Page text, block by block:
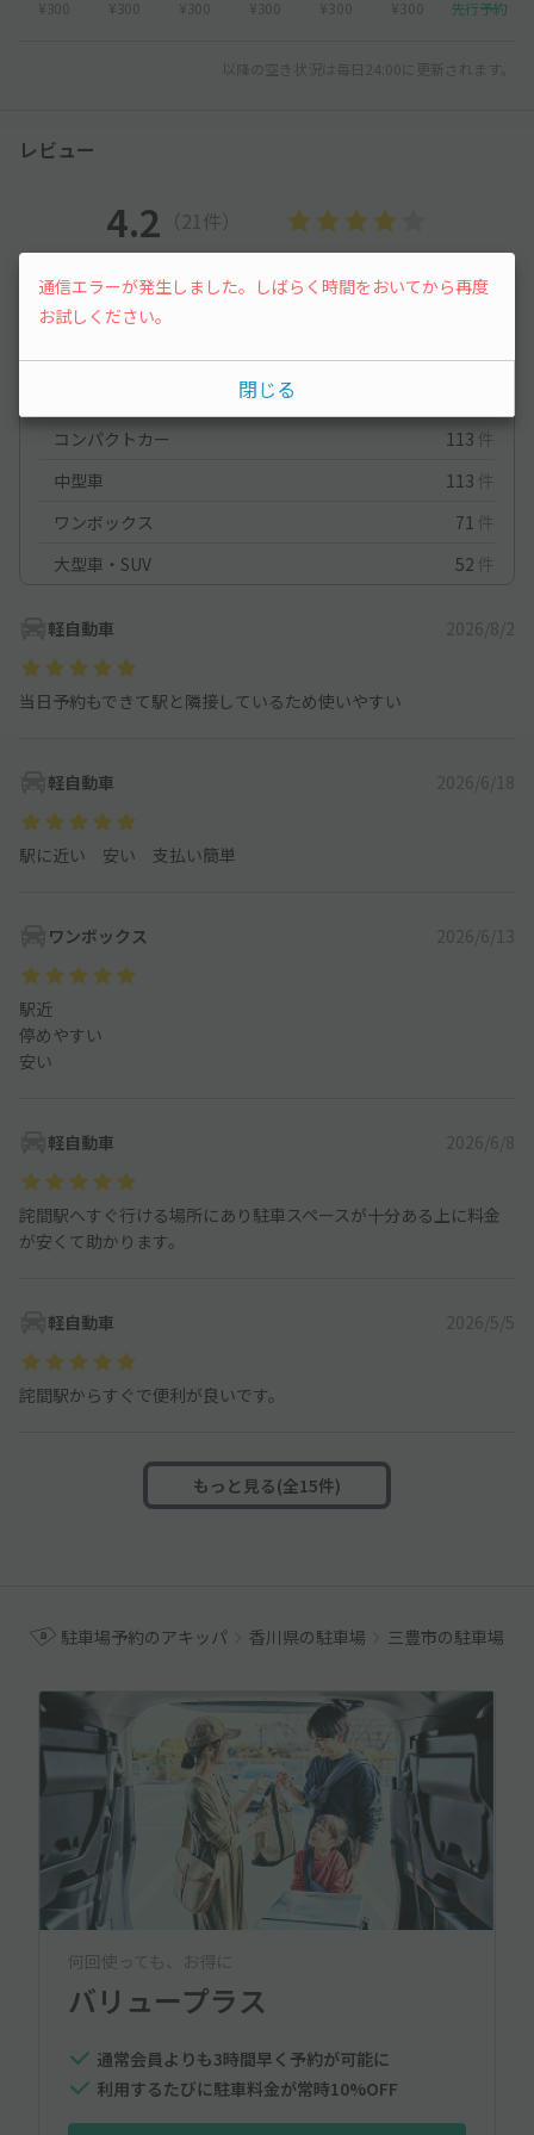
¥300 ¥300 ¥300 ¥300 ¥300 ¥300 先行予約
以降の空き状況は毎日24:00に更新されます。
レビュー
4.2 （21件）
満足度 4.2 立地
4.7
停めやすさ
コンパクトカー
113 件
中型車
113 件
ワンボックス
71 件
大型車・SUV
52 件
軽自動車 2026/8/2
当日予約もできて駅と隣接しているため使いやすい
軽自動車 2026/6/18
駅に近い 安い 支払い簡単
ワンボックス 2026/6/13
駅近
停めやすい
安い
軽自動車 2026/6/8
詫間駅へすぐ行ける場所にあり駐車スペースが十分ある上に料金
が安くて助かります。
軽自動車 2026/5/5
詫間駅からすぐで便利が良いです。
もっと見る(全15件)
駐車場予約のアキッパ 香川県の駐車場 三豊市の駐車場
通信エラーが発生しました。しばらく時間をおいてから再度
お試しください。
閉じる
何回使っても、お得に
バリュープラス
通常会員よりも3時間早く予約が可能に
利用するたびに駐車料金が常時10%OFF